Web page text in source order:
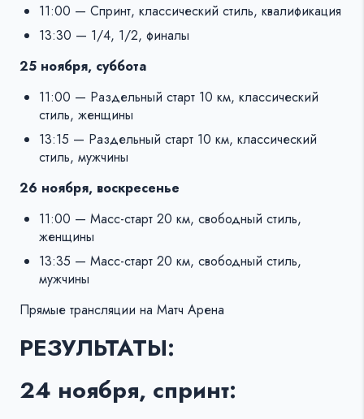
11:00 — Спринт, классический стиль, квалификация
13:30 — 1/4, 1/2, финалы
25 ноября, суббота
11:00 — Раздельный старт 10 км, классический
стиль, женщины
13:15 — Раздельный старт 10 км, классический
стиль, мужчины
26 ноября, воскресенье
11:00 — Масс-старт 20 км, свободный стиль,
женщины
13:35 — Масс-старт 20 км, свободный стиль,
мужчины
Прямые трансляции на Матч Арена
РЕЗУЛЬТАТЫ:
24 ноября, спринт: